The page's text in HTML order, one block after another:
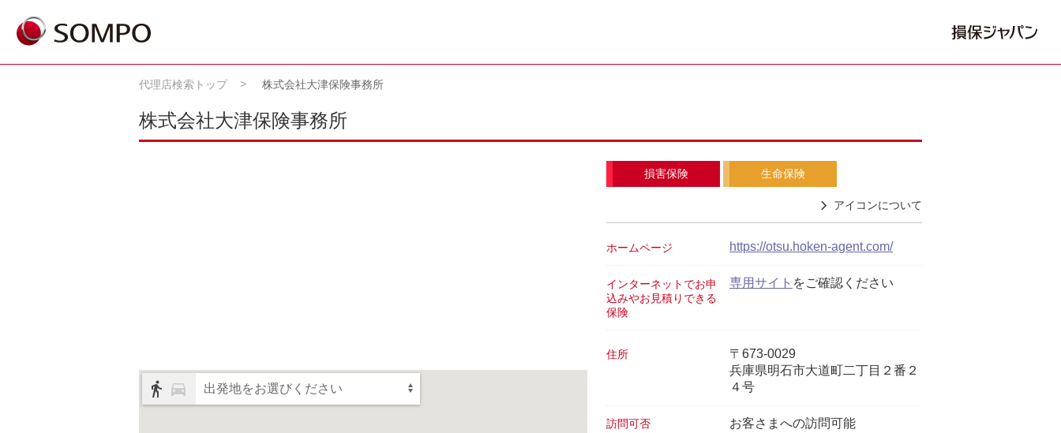
代理店検索トップ 株式会社大津保険事務所
株式会社大津保険事務所
損害保険 生命保険
アイコンについて
ホームページ https://otsu.hoken-agent.com/
インターネットでお申
込みやお見積りできる
保険
専用サイト をご確認ください
住所
〒673-0029
兵庫県明石市大道町二丁目２番２
４号
訪問可否 お客さまへの訪問可能
出発地をお選びください